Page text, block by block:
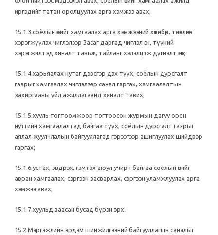
иргэдийг татан оролцуулах арга хэмжээ авах;
15.1.3.соёлын өвийг хамгаалах арга хэмжээний хөтөлбөр, төлөвлөгөөг
хэрэгжүүлэх чиглэлээр Засаг даргад чиглэл өгч, түүний
хэрэгжилтэд хяналт тавьж, тайланг хэлэлцэж дүгнэлт өгөх;
15.1.4.харьяалах нутаг дэвсгэр дэх түүх, соёлын дурсгалт
газрыг хамгаалах чиглэлээр санал гаргах, хамгаалалтын
захиргааны үйл ажиллагаанд хяналт тавих;
15.1.5.хууль тогтоомжоор тогтоосон журмын дагуу орон
нутгийн хамгаалалтад байгаа түүх, соёлын дурсгалт газрыг
аялал жуулчлалын байгууллагад гэрээгээр ашиглуулах шийдвэр
гаргах;
15.1.6.устах, эвдрэх, гэмтэх аюул учирч байгаа соёлын өвийг
авран хамгаалах, сэргээн засварлах, сэргээн уламжлуулах арга
хэмжээ авах;
15.1.7.хуульд заасан бусад бүрэн эрх.
15.2.Мэргэжлийн эрдэм шинжилгээний байгууллагын саналыг